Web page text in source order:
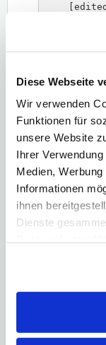
Diese Webseite
Wir verwenden
Funktionen für
unsere Website
Ihrer
Medien,
Informationen
ihnen
Dienste
[_alt]
[idx]
an der